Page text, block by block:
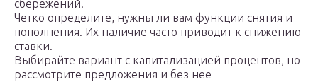
сбережений.
Четко определите, нужны ли вам функции снятия и
пополнения. Их наличие часто приводит к снижению
ставки.
Выбирайте вариант с капитализацией процентов, но
рассмотрите предложения и без нее